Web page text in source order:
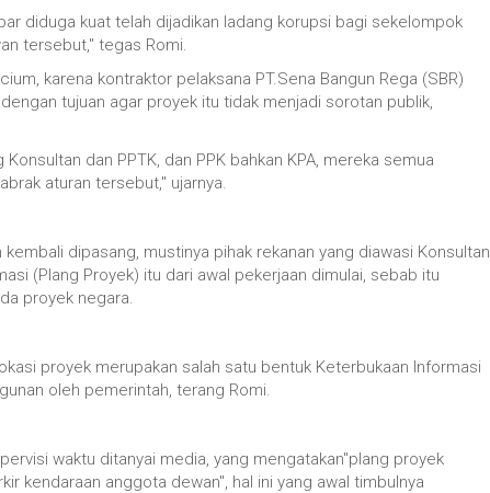
diduga kuat telah dijadikan ladang korupsi bagi sekelompok
tersebut," tegas Romi.
karena kontraktor pelaksana PT.Sena Bangun Rega (SBR)
tujuan agar proyek itu tidak menjadi sorotan publik,
dan PPTK, dan PPK bahkan KPA, mereka semua
aturan tersebut," ujarnya.
dipasang, mustinya pihak rekanan yang diawasi Konsultan
(Plang Proyek) itu dari awal pekerjaan dimulai, sebab itu
proyek negara.
proyek merupakan salah satu bentuk Keterbukaan Informasi
oleh pemerintah, terang Romi.
waktu ditanyai media, yang mengatakan"plang proyek
kendaraan anggota dewan", hal ini yang awal timbulnya